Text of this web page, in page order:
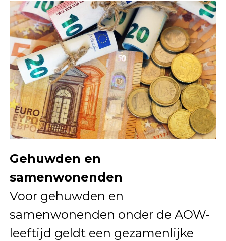
Gehuwden en
samenwonenden
Voor gehuwden en
samenwonenden onder de AOW-
leeftijd geldt een gezamenlijke